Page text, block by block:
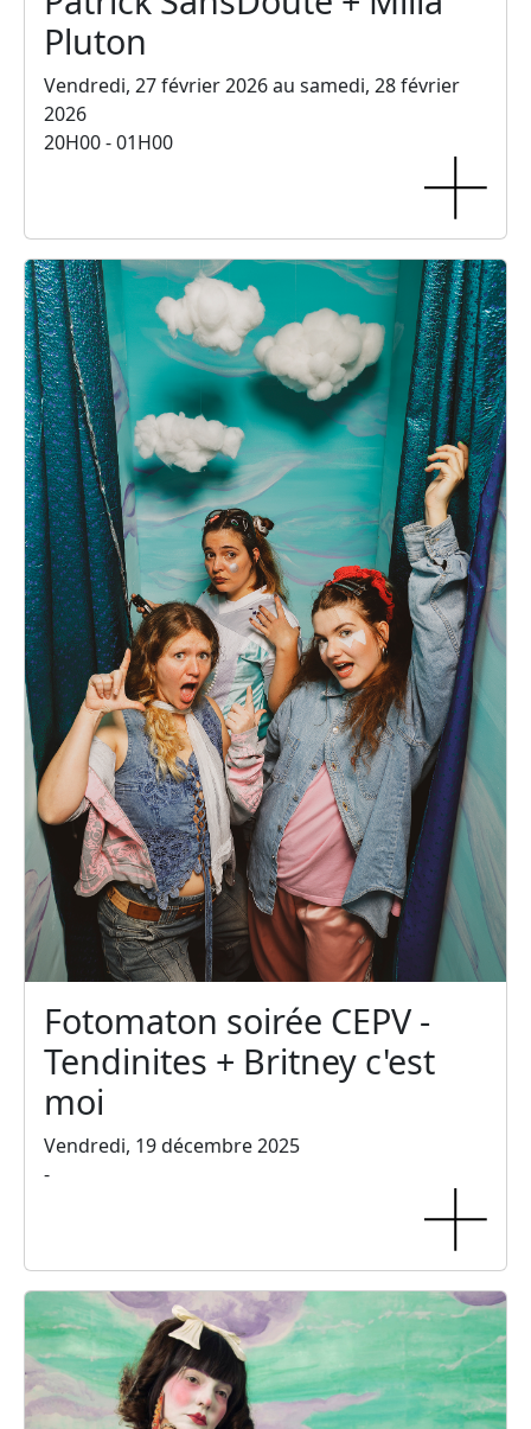
Pluton
Vendredi, 27 février 2026 au samedi, 28 février
2026
20H00 - 01H00
Fotomaton soirée CEPV -
Tendinites + Britney c'est
moi
Vendredi, 19 décembre 2025
-